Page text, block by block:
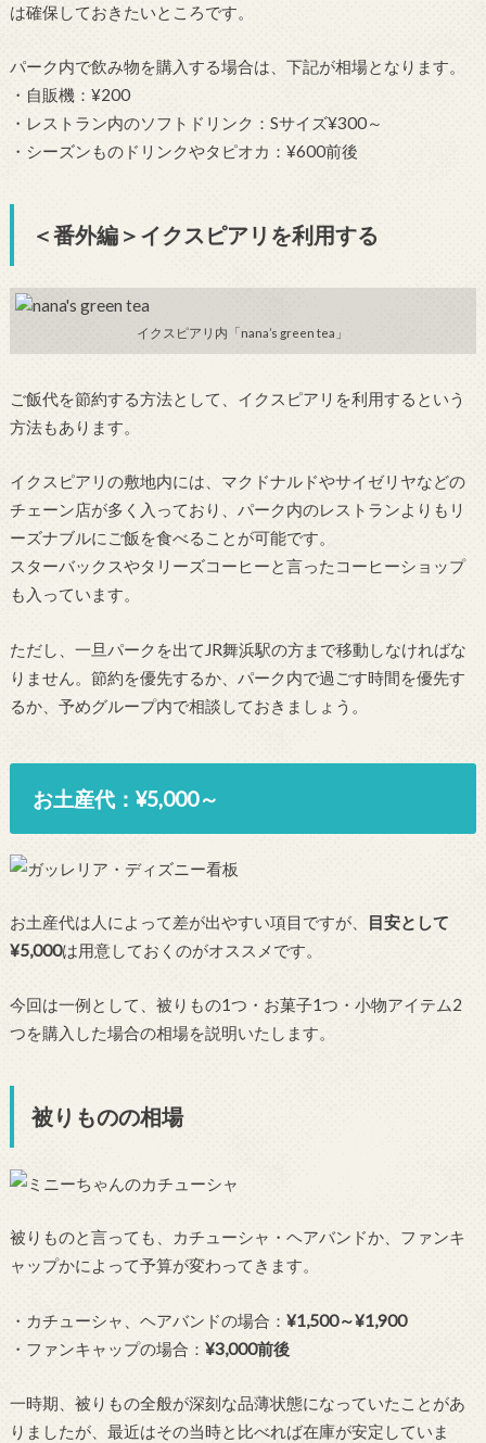
は確保しておきたいところです。
パーク内で飲み物を購入する場合は、下記が相場となります。
・自販機：¥200
・レストラン内のソフトドリンク：Sサイズ¥300～
・シーズンものドリンクやタピオカ：¥600前後
＜番外編＞イクスピアリを利用する
イクスピアリ内「nana’s green tea」
ご飯代を節約する方法として、イクスピアリを利用するという
方法もあります。
イクスピアリの敷地内には、マクドナルドやサイゼリヤなどの
チェーン店が多く入っており、パーク内のレストランよりもリ
ーズナブルにご飯を食べることが可能です。
スターバックスやタリーズコーヒーと言ったコーヒーショップ
も入っています。
ただし、一旦パークを出てJR舞浜駅の方まで移動しなければな
りません。節約を優先するか、パーク内で過ごす時間を優先す
るか、予めグループ内で相談しておきましょう。
お土産代：¥5,000～
お土産代は人によって差が出やすい項目ですが、
目安として
¥5,000は用意しておくのがオススメです。
今回は一例として、被りもの1つ・お菓子1つ・小物アイテム2
つを購入した場合の相場を説明いたします。
被りものの相場
被りものと言っても、カチューシャ・ヘアバンドか、ファンキ
ャップかによって予算が変わってきます。
・カチューシャ、ヘアバンドの場合： ¥1,500～¥1,900
・ファンキャップの場合： ¥3,000前後
一時期、被りもの全般が深刻な品薄状態になっていたことがあ
りましたが、最近はその当時と比べれば在庫が安定していま